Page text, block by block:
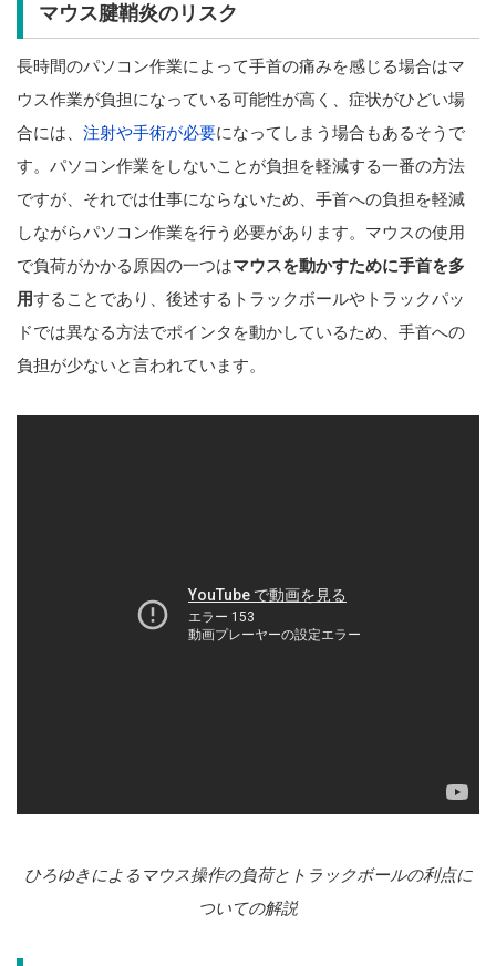
マウス腱鞘炎のリスク
長時間のパソコン作業によって手首の痛みを感じる場合はマ
ウス作業が負担になっている可能性が高く、症状がひどい場
合には、 注射や手術が必要になってしまう場合もあるそうで
す。パソコン作業をしないことが負担を軽減する一番の方法
ですが、それでは仕事にならないため、手首への負担を軽減
しながらパソコン作業を行う必要があります。マウスの使用
で負荷がかかる原因の一つはマウスを動かすために手首を多
用することであり、後述するトラックボールやトラックパッ
ドでは異なる方法でポインタを動かしているため、手首への
負担が少ないと言われています。
ひろゆきによるマウス操作の負荷とトラックボールの利点に
ついての解説